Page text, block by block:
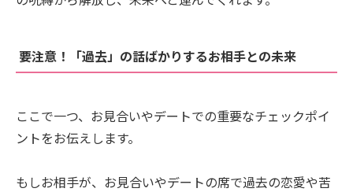
要注意！「過去」の話ばかりするお相手との未来
ここで一つ、お見合いやデートでの重要なチェックポイ
ントをお伝えします。
もしお相手が、お見合いやデートの席で過去の恋愛や苦